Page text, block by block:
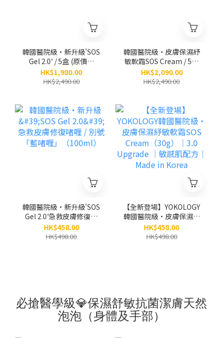
韓國醫院級‧新升級'SOS
Gel 2.0' / 5盒 (原價：
$2,490)
HK$1,980.00
HK$2,490.00
韓國醫院級‧皮膚保濕紓
敏軟霜SOS Cream / 5盒
（原價：$2,490）
HK$2,090.00
HK$2,490.00
韓國醫院級‧新升級'SOS
Gel 2.0'急救皮膚修復啫
喱 / 別號「藍啫喱」
（100ml）
HK$458.00
HK$498.00
【全新登場】YOKOLOGY
韓國醫院級‧皮膚保濕紓
敏軟霜SOS
Cream（30g）｜3.0
HK$458.00
HK$498.00
必搶醫學級💎保濕舒敏抗菌潔膚天然
泡泡（身體及手部）